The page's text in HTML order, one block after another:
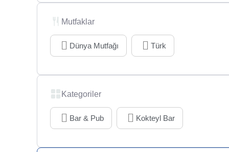
Mutfaklar
Dünya Mutfağı Türk
Kategoriler
Bar & Pub Kokteyl Bar